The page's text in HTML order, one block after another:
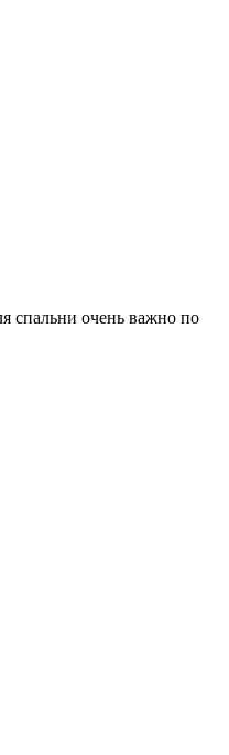
спальни очень важно по